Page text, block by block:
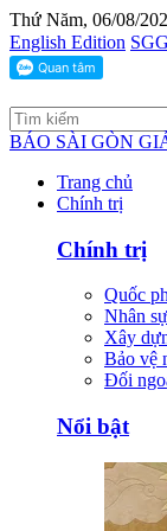
Thứ Năm, 06/08/
English Edition
BÁO SÀI GÒN
Trang chủ
Chính trị
Chính trị
Quốc
Nhân sự
Xây
Bảo vệ
Đối
Nổi bật